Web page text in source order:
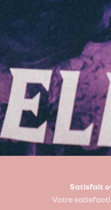
Satisfait
Votre